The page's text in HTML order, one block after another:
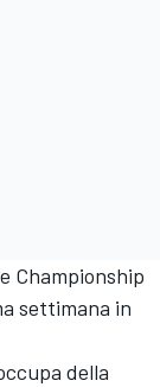
Championship
settimana in
della